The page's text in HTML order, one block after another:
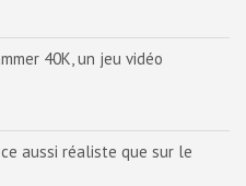
40K, un jeu vidéo
aussi réaliste que sur le